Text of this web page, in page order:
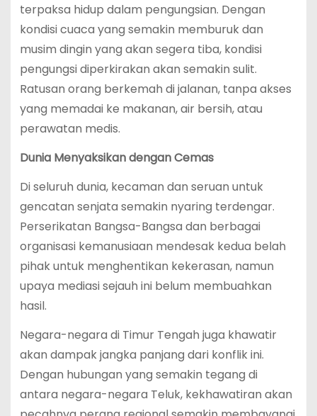
terpaksa hidup dalam pengungsian. Dengan
kondisi cuaca yang semakin memburuk dan
musim dingin yang akan segera tiba, kondisi
pengungsi diperkirakan akan semakin sulit.
Ratusan orang berkemah di jalanan, tanpa akses
yang memadai ke makanan, air bersih, atau
perawatan medis.
Dunia Menyaksikan dengan Cemas
Di seluruh dunia, kecaman dan seruan untuk
gencatan senjata semakin nyaring terdengar.
Perserikatan Bangsa-Bangsa dan berbagai
organisasi kemanusiaan mendesak kedua belah
pihak untuk menghentikan kekerasan, namun
upaya mediasi sejauh ini belum membuahkan
hasil.
Negara-negara di Timur Tengah juga khawatir
akan dampak jangka panjang dari konflik ini.
Dengan hubungan yang semakin tegang di
antara negara-negara Teluk, kekhawatiran akan